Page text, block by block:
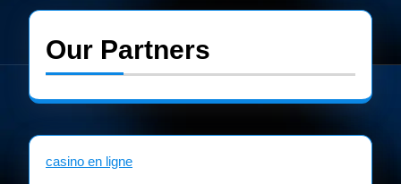
Our Partners
casino en ligne